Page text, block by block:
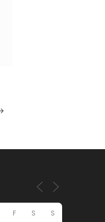
F S S